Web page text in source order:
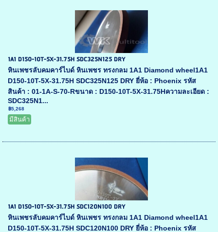
1A1 D150-10T-5X-31.75H SDC325N125 DRY
หินเพชรลับคมคาร์ไบด์ หินเพชร ทรงกลม 1A1 Diamond wheel1A1
D150-10T-5X-31.75H SDC325N125 DRY ยี่ห้อ : Phoenix รหัส
สินค้า : 01-1A-S-70-Rขนาด : D150-10T-5X-31.75Hความละเอียด :
SDC325N1...
฿5,268
มีสินค้า
1A1 D150-10T-5X-31.75H SDC120N100 DRY
หินเพชรลับคมคาร์ไบด์ หินเพชร ทรงกลม 1A1 Diamond wheel1A1
D150-10T-5X-31.75H SDC120N100 DRY ยี่ห้อ : Phoenix รหัส